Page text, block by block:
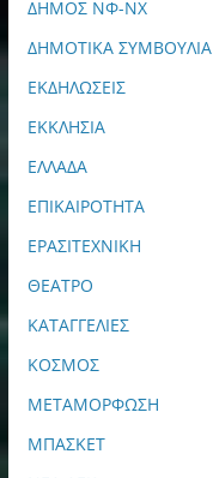
ΔΗΜΟΣ ΝΦ-ΝΧ
ΔΗΜΟΤΙΚΑ ΣΥΜΒΟΥΛΙΑ
ΕΚΔΗΛΩΣΕΙΣ
ΕΚΚΛΗΣΙΑ
ΕΛΛΑΔΑ
ΕΠΙΚΑΙΡΟΤΗΤΑ
ΕΡΑΣΙΤΕΧΝΙΚΗ
ΘΕΑΤΡΟ
ΚΑΤΑΓΓΕΛΙΕΣ
ΚΟΣΜΟΣ
ΜΕΤΑΜΟΡΦΩΣΗ
ΜΠΑΣΚΕΤ